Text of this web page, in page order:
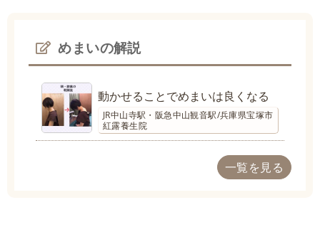
めまいの解説
動かせることでめまいは良くなる
JR中山寺駅・阪急中山観音駅/兵庫県宝塚市
紅露養生院
一覧を見る